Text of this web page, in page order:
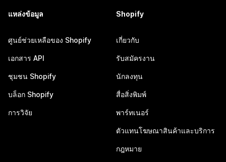
แหล่งข้อมูล
ศูนย์ช่วยเหลือของ Shopify
เอกสาร API
ชุมชน Shopify
บล็อก Shopify
การวิจัย
Shopify
เกี่ยวกับ
รับสมัครงาน
นักลงทุน
สื่อสิ่งพิมพ์
พาร์ทเนอร์
ตัวแทนโฆษณาสินค้าและบริการ
กฎหมาย